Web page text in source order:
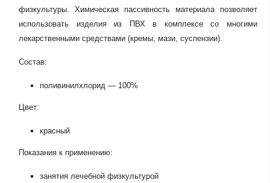
физкультуры. Химическая пассивность материала позволяет
использовать изделия из ПВХ в комплексе со многими
лекарственными средствами (кремы, мази, суспензии).
Состав:
поливинилхлорид — 100%
Цвет:
красный
Показания к применению:
занятия лечебной физкультурой